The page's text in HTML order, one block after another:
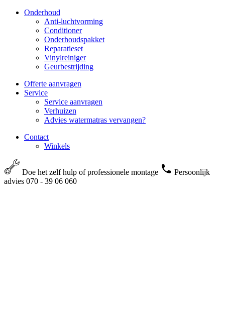
Onderhoud
Anti-luchtvorming
Conditioner
Onderhoudspakket
Reparatieset
Vinylreiniger
Geurbestrijding
Offerte aanvragen
Service
Service aanvragen
Verhuizen
Advies watermatras vervangen?
Contact
Winkels
Doe het zelf hulp of professionele montage
Persoonlijk
advies 070 - 39 06 060